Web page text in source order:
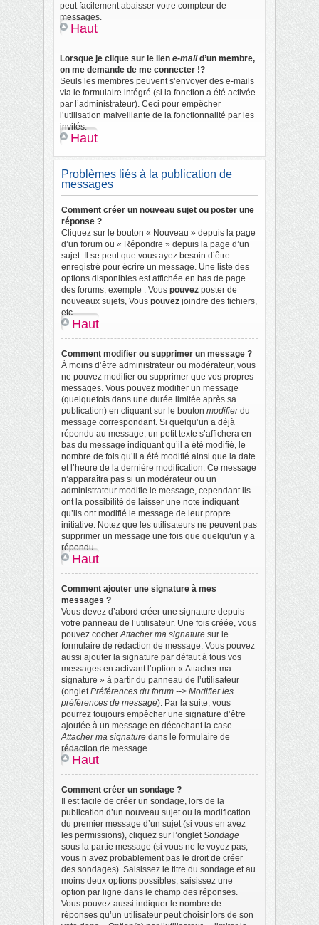
peut facilement abaisser votre compteur de
messages.
Haut
Lorsque je clique sur le lien e-maild’un membre,
on me demande de me connecter !?
Seuls les membres peuvent s’envoyer des e-mails
via le formulaire intégré (si la fonction a été activée
par l’administrateur). Ceci pour empêcher
l’utilisation malveillante de la fonctionnalité par les
invités.
Haut
Problèmes liés à la publication de
messages
Comment créer un nouveau sujet ou poster une
réponse ?
Cliquez sur le bouton « Nouveau » depuis la page
d’un forum ou « Répondre » depuis la page d’un
sujet. Il se peut que vous ayez besoin d’être
enregistré pour écrire un message. Une liste des
options disponibles est affichée en bas de page
des forums, exemple : Vous pouvez poster de
nouveaux sujets, Vous pouvez joindre des fichiers,
etc.
Haut
Comment modifier ou supprimer un message ?
À moins d’être administrateur ou modérateur, vous
ne pouvez modifier ou supprimer que vos propres
messages. Vous pouvez modifier un message
(quelquefois dans une durée limitée après sa
publication) en cliquant sur le bouton modifierdu
message correspondant. Si quelqu’un a déjà
répondu au message, un petit texte s’affichera en
bas du message indiquant qu’il a été modifié, le
nombre de fois qu’il a été modifié ainsi que la date
et l’heure de la dernière modification. Ce message
n’apparaîtra pas si un modérateur ou un
administrateur modifie le message, cependant ils
ont la possibilité de laisser une note indiquant
qu’ils ont modifié le message de leur propre
initiative. Notez que les utilisateurs ne peuvent pas
supprimer un message une fois que quelqu’un y a
répondu.
Haut
Comment ajouter une signature à mes
messages ?
Vous devez d’abord créer une signature depuis
votre panneau de l’utilisateur. Une fois créée, vous
pouvez cocherAttacher ma signature sur le
formulaire de rédaction de message. Vous pouvez
aussi ajouter la signature par défaut à tous vos
messages en activant l’option « Attacher ma
signature » à partir du panneau de l’utilisateur
(ongletPréférences du forum --> Modifier les
préférences de message). Par la suite, vous
pourrez toujours empêcher une signature d’être
ajoutée à un message en décochant la case
Attacher ma signature dans le formulaire de
rédaction de message.
Haut
Comment créer un sondage ?
Il est facile de créer un sondage, lors de la
publication d’un nouveau sujet ou la modification
du premier message d’un sujet (si vous en avez
les permissions), cliquez sur l’ongletSondage
sous la partie message (si vous ne le voyez pas,
vous n’avez probablement pas le droit de créer
des sondages). Saisissez le titre du sondage et au
moins deux options possibles, saisissez une
option par ligne dans le champ des réponses.
Vous pouvez aussi indiquer le nombre de
réponses qu’un utilisateur peut choisir lors de son